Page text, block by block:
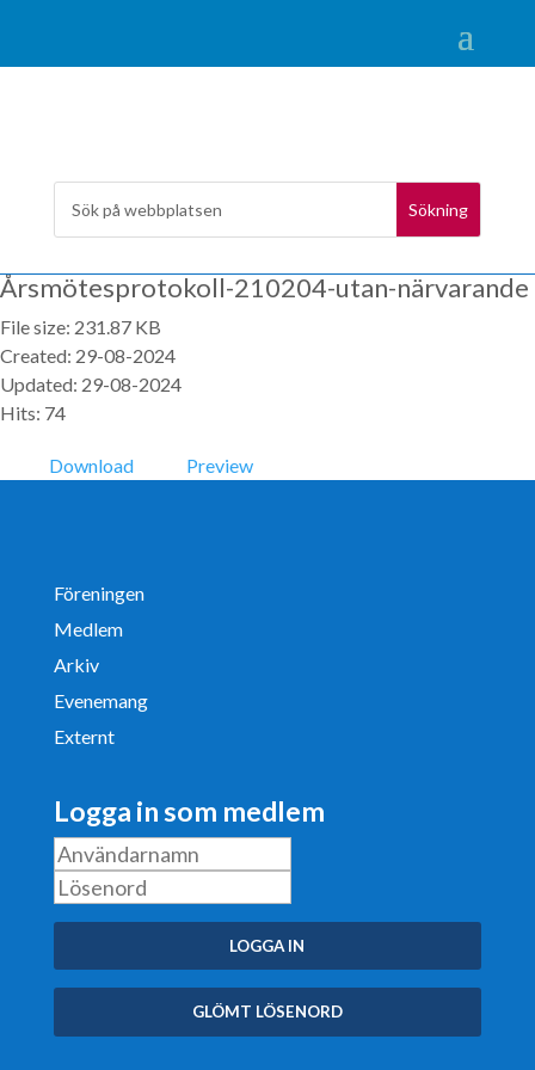
Årsmötesprotokoll-210204-utan-närvarande
File size: 231.87 KB
Created: 29-08-2024
Updated: 29-08-2024
Hits: 74
Download Preview
Föreningen
Medlem
Arkiv
Evenemang
Externt
Logga in som medlem